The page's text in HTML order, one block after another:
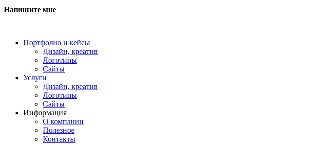
Напишите мне
Портфолио и кейсы
Дизайн, креатив
Логотипы
Сайты
Услуги
Дизайн, креатив
Логотипы
Сайты
Информация
О компании
Полезное
Контакты